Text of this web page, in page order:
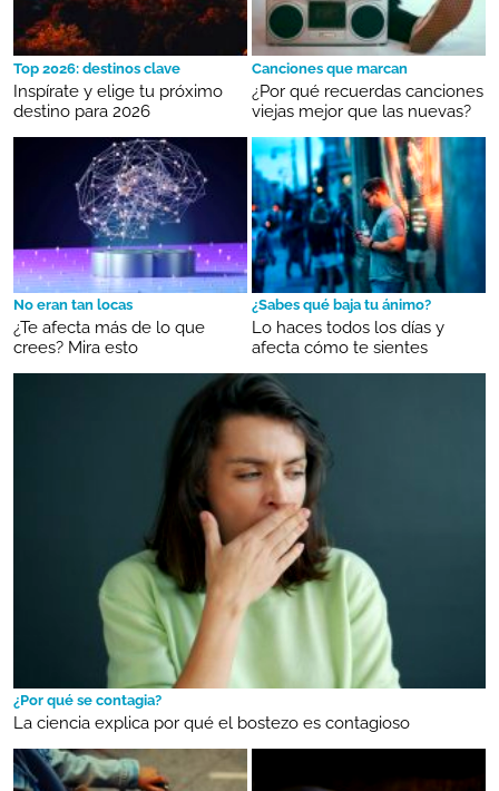
Top 2026: destinos clave
Inspírate y elige tu próximo
destino para 2026
Canciones que marcan
¿Por qué recuerdas canciones
viejas mejor que las nuevas?
No eran tan locas
¿Te afecta más de lo que
crees? Mira esto
¿Sabes qué baja tu ánimo?
Lo haces todos los días y
afecta cómo te sientes
¿Por qué se contagia?
La ciencia explica por qué el bostezo es contagioso